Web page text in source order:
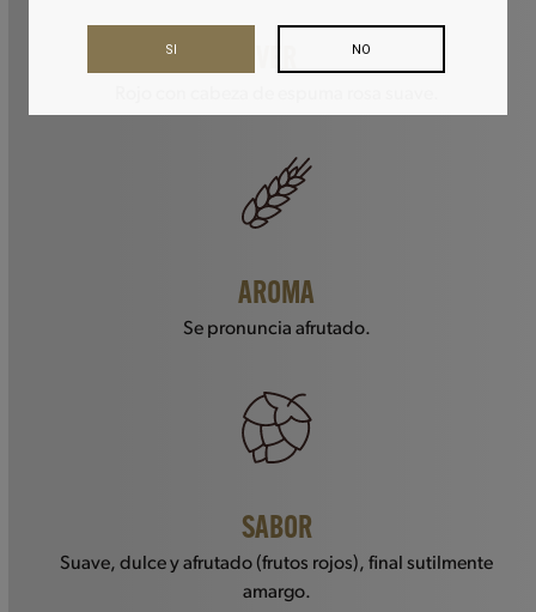
AROMA
Se pronuncia afrutado.
SABOR
Suave, dulce y afrutado (frutos rojos), final sutilmente
amargo.
NO
SI